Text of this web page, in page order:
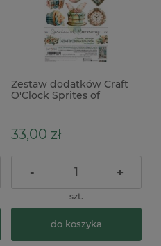
Zestaw dodatków Craft
O'Clock Sprites of
33,00 zł
- +
szt.
do koszyka